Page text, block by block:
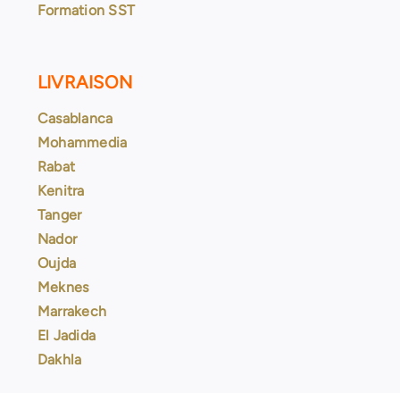
Formation SST
LIVRAISON
Casablanca
Mohammedia
Rabat
Kenitra
Tanger
Nador
Oujda
Meknes
Marrakech
El Jadida
Dakhla